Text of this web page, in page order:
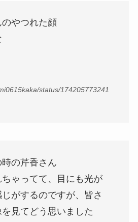
やつれた顔
status/174205773241
の芹香さん
ゃってて、目にも光が
がするのですが、皆さ
見てどう思いました